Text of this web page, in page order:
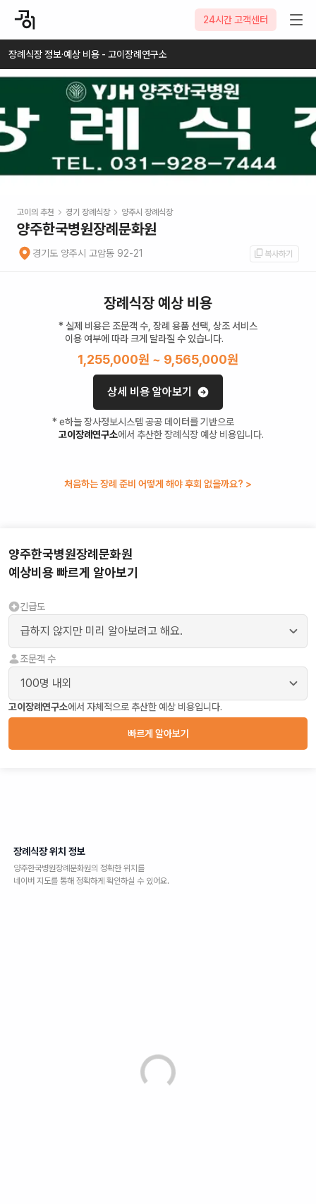
24시간 고객센터
2026-08-10
장례식장 정보·예상 비용 - 고이장례연구소
고이의 추천 경기 장례식장 양주시 장례식장
양주한국병원장례문화원
경기도 양주시 고암동 92-21 복사하기
장례식장 예상 비용
* 실제 비용은 조문객 수, 장례 용품 선택, 상조 서비스
이용 여부에 따라 크게 달라질 수 있습니다.
1,255,000원 ~ 9,565,000원
상세 비용 알아보기
* e하늘 장사정보시스템 공공 데이터를 기반으로
고이장례연구소에서 추산한 장례식장 예상 비용입니다.
처음하는 장례 준비 어떻게 해야 후회 없을까요? >
양주한국병원장례문화원
예상비용 빠르게 알아보기
긴급도
조문객 수
고이장례연구소에서 자체적으로 추산한 예상 비용입니다.
빠르게 알아보기
장례식장 위치 정보
양주한국병원장례문화원의 정확한 위치를
네이버 지도를 통해 정확하게 확인하실 수 있어요.